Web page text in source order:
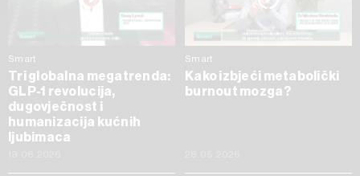
Smart
Tri globalna megatrenda:
GLP-1 revolucija,
dugovječnost i
humanizacija kućnih
ljubimaca
Smart
Kako izbjeći metabolički
burnout mozga?